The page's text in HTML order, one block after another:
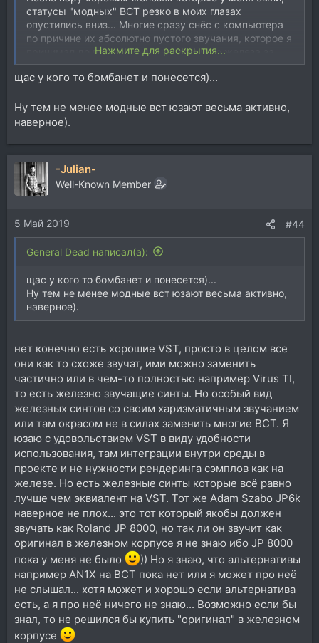
статусы "модных" ВСТ резко в моих глазах
опустились вниз... Многие сразу снёс с компьютера
по причине их абсолютно пустого звучания, которое я
принимал до прослушки качественного железа за
достаточное
Нажмите для раскрытия...
щас у кого то бомбанет и понесется)...
Ну тем не менее модные вст юзают весьма активно,
наверное).
-Julian-
Well-Known Member
5 Май 2019 #44
General Dead написал(а):
щас у кого то бомбанет и понесется)...
Ну тем не менее модные вст юзают весьма активно,
наверное).
нет конечно есть хорошие VST, просто в целом все
они как то схоже звучат, ими можно заменить
частично или в чем-то полностью например Virus TI,
то есть железно звучащие синты. Но особый вид
железных синтов со своим харизматичным звучанием
или там окрасом не в силах заменить многие ВСТ. Я
юзаю с удовольствием VST в виду удобности
использования, там интеграции внутри среды в
проекте и не нужности рендеринга сэмплов как на
железе. Но есть железные синты которые всё равно
лучше чем эквиалент на VST. Тот же Adam Szabo JP6k
наверное не плох... это тот который якобы должен
звучать как Roland JP 8000, но так ли он звучит как
оригинал в железном корпусе я не знаю ибо JP 8000
пока у меня не было
)) Но я знаю, что альтернативы
например AN1X на ВСТ пока нет или я может про неё
не слышал... хотя может и хорошо если альтернатива
есть, а я про неё ничего не знаю... Возможно если бы
знал, то не решился бы купить "оригинал" в железном
корпусе